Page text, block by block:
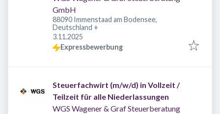
GmbH
88090 Immenstaad am Bodensee,
Deutschland +
Veröffentlicht
3.11.2025
Expressbewerbung
Steuerfachwirt (m/w/d) in Vollzeit /
Teilzeit für alle Niederlassungen
WGS Wagener & Graf Steuerberatung